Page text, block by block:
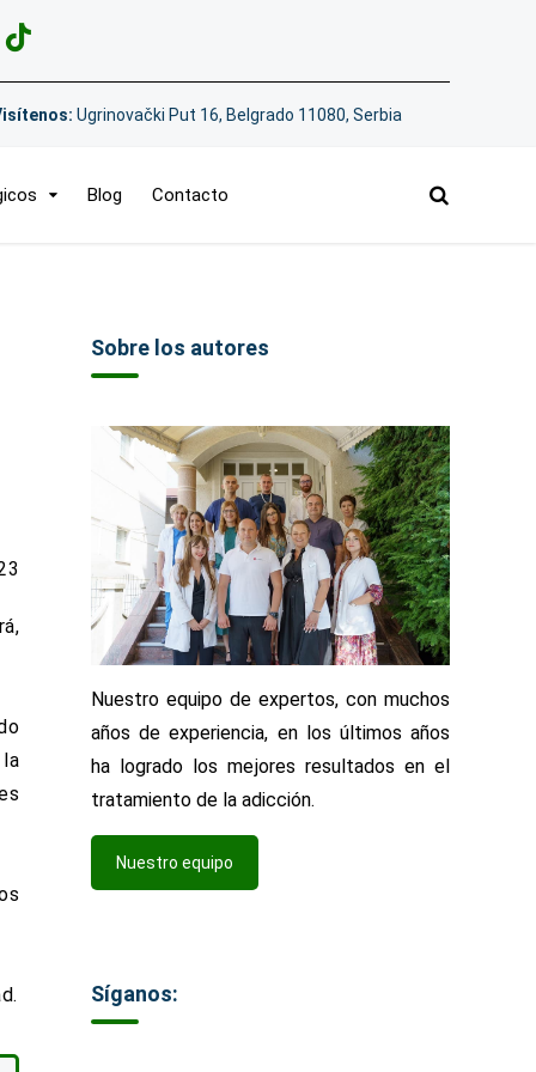
Ugrinovački Put 16, Belgrado 11080, Serbia
Blog Contacto
Sobre los autores
Nuestro equipo de expertos, con muchos
años de experiencia, en los últimos años
ha logrado los mejores resultados en el
tratamiento de la adicción.
Nuestro equipo
Síganos: